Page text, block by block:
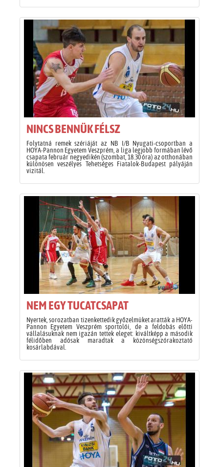
NINCS BENNÜK FÉLSZ
Folytatná remek szériáját az NB I/B Nyugati-csoportban a
HOYA-Pannon Egyetem Veszprém, a liga legjobb formában lévő
csapata február negyedikén (szombat, 18.30 óra) az otthonában
különösen veszélyes Tehetséges Fiatalok-Budapest pályáján
vizitál.
NEM EGY TUCATCSAPAT
Nyertek, sorozatban tizenkettedik győzelmüket aratták a HOYA-
Pannon Egyetem Veszprém sportolói, de a feldobás előtti
vállalásuknak nem igazán tettek eleget: kiváltképp a második
félidőben adósak maradtak a közönségszórakoztató
kosárlabdával.